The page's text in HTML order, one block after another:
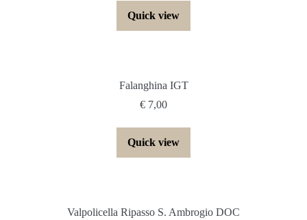
originale
era:
è:
Quick view
Falanghina IGT
€ 7,00
Quick view
Valpolicella Ripasso S. Ambrogio DOC